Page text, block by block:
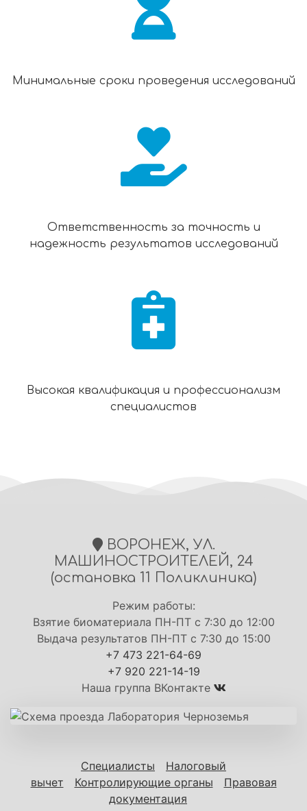
Минимальные сроки проведения исследований
Ответственность за точность и
надежность результатов исследований
Высокая квалификация и профессионализм
специалистов
ВОРОНЕЖ, УЛ.
МАШИНОСТРОИТЕЛЕЙ, 24
(остановка 11 Поликлиника)
Режим работы:
Взятие биоматериала ПН-ПТ с 7:30 до 12:00
Выдача результатов ПН-ПТ с 7:30 до 15:00
+7 473 221-64-69
+7 920 221-14-19
Наша группа ВКонтакте
Специалисты
Налоговый
вычет
Контролирующие органы
Правовая
документация